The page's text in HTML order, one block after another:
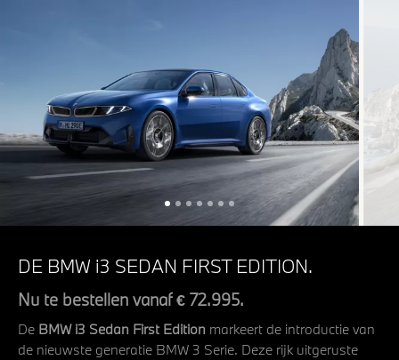
DE BMW i3 SEDAN FIRST EDITION.
Nu te bestellen vanaf € 72.995.
De BMW i3 Sedan First Edition markeert de introductie van
de nieuwste generatie BMW 3 Serie. Deze rijk uitgeruste